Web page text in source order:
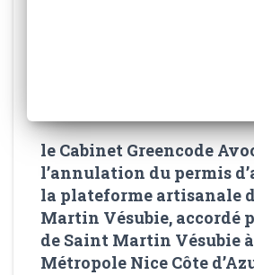
le Cabinet Greencode
l’annulation du permis
la plateforme artisanale
Martin Vésubie, accordé
de Saint Martin Vésubie
Métropole Nice Côte